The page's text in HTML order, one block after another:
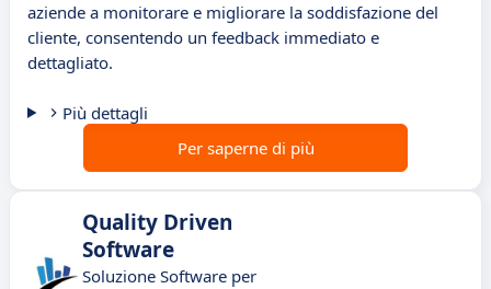
aziende a monitorare e migliorare la soddisfazione del
cliente, consentendo un feedback immediato e
dettagliato.
Più dettagli
Per saperne di più
Quality Driven
Software
Soluzione Software per